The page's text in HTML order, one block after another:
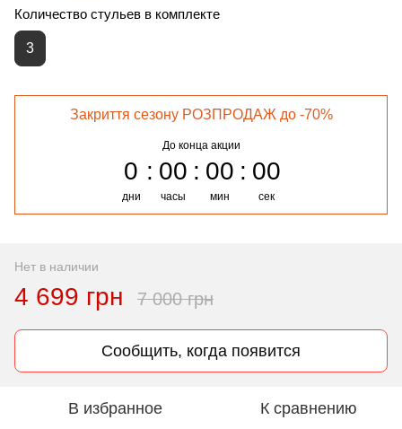
Количество стульев в комплекте
3
Закриття сезону РОЗПРОДАЖ до -70%
До конца акции
0
дни
00
часы
00
мин
00
сек
Нет в наличии
4 699 грн 7 000 грн
Сообщить, когда появится
В избранное К сравнению